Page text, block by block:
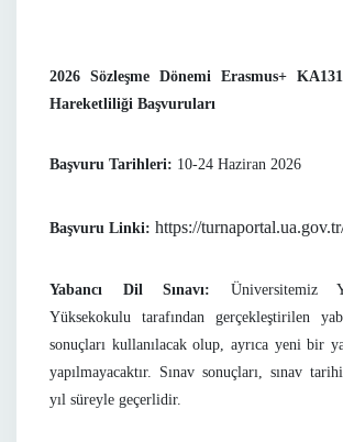
2026 Sözleşme Dönemi Erasmus+
Hareketliliği Başvuruları
Başvuru Tarihleri: 10-24 Haziran 2026
Başvuru Linki: https://
Yabancı Dil Sınavı: Üniversitemiz
Yüksekokulu tarafından gerçekleştirilen
sonuçları kullanılacak olup, ayrıca yeni bir
yapılmayacaktır. Sınav sonuçları, sınav
yıl süreyle geçerlidir.